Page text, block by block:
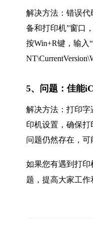
解决方法：错误代
备和打印机”窗口
按Win+R键，输入
5、问题：佳能
解决方法：打印
印机设置，确保
问题仍然存在，可
如果您有遇到打
题，提高大家工作